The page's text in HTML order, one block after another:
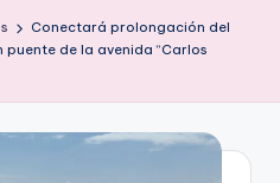
Conectará prolongación del
puente de la avenida “Carlos